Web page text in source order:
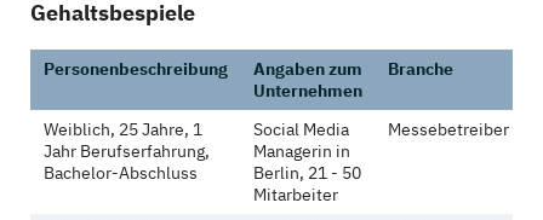
Gehaltsbespiele
Personenbeschreibung
Angaben zum
Unternehmen
Branche
Weiblich, 25 Jahre, 1
Jahr Berufserfahrung,
Bachelor-Abschluss
Social Media
Managerin in
Berlin, 21 - 50
Mitarbeiter
Messebetreiber